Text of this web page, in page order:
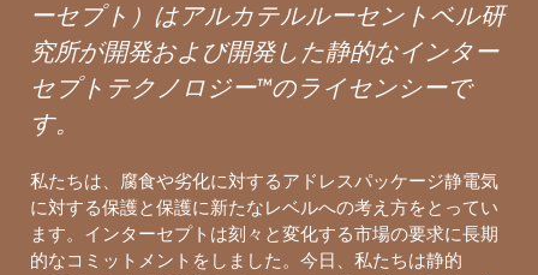
ーセプト）はアルカテルルーセントベル研
究所が開発および開発した静的なインター
セプトテクノロジー™のライセンシーで
す。
私たちは、腐食や劣化に対するアドレスパッケージ静電気
に対する保護と保護に新たなレベルへの考え方をとってい
ます。インターセプトは刻々と変化する市場の要求に長期
的なコミットメントをしました。今日、私たちは静的